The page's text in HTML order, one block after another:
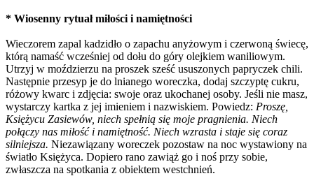
* Wiosenny rytuał miłości i namiętności
Wieczorem zapal kadzidło o zapachu anyżowym i czerwoną świecę,
którą namaść wcześniej od dołu do góry olejkiem waniliowym.
Utrzyj w moździerzu na proszek sześć ususzonych papryczek chili.
Następnie przesyp je do lnianego woreczka, dodaj szczyptę cukru,
różowy kwarc i zdjęcia: swoje oraz ukochanej osoby. Jeśli nie masz,
wystarczy kartka z jej imieniem i nazwiskiem. Powiedz: Proszę,
Księżycu Zasiewów, niech spełnią się moje pragnienia. Niech
połączy nas miłość i namiętność. Niech wzrasta i staje się coraz
silniejsza. Niezawiązany woreczek pozostaw na noc wystawiony na
światło Księżyca. Dopiero rano zawiąż go i noś przy sobie,
zwłaszcza na spotkania z obiektem westchnień.